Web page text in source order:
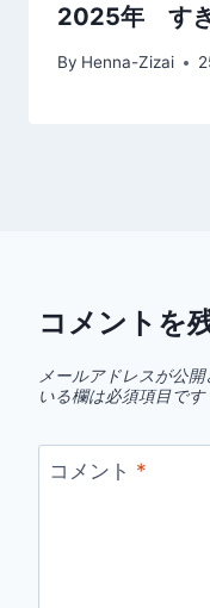
2025年 すき
By Henna-Zizai
コメントを
メールアドレスが公
いる欄は必須項目です
コメント *